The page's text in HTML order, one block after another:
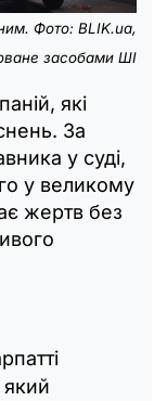
Фото: BLIK.ua,
засобами ШІ
які
За
у суді,
у великому
жертв без
який